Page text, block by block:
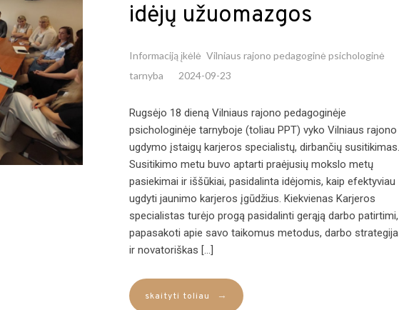
idėjų užuomazgos
Informaciją įkėlė Vilniaus rajono pedagoginė psichologinė
tarnyba
2024-09-23
Rugsėjo 18 dieną Vilniaus rajono pedagoginėje
psichologinėje tarnyboje (toliau PPT) vyko Vilniaus rajono
ugdymo įstaigų karjeros specialistų, dirbančių susitikimas.
Susitikimo metu buvo aptarti praėjusių mokslo metų
pasiekimai ir iššūkiai, pasidalinta idėjomis, kaip efektyviau
ugdyti jaunimo karjeros įgūdžius. Kiekvienas Karjeros
specialistas turėjo progą pasidalinti gerąją darbo patirtimi,
papasakoti apie savo taikomus metodus, darbo
ir novatoriškas […]
skaityti toliau →